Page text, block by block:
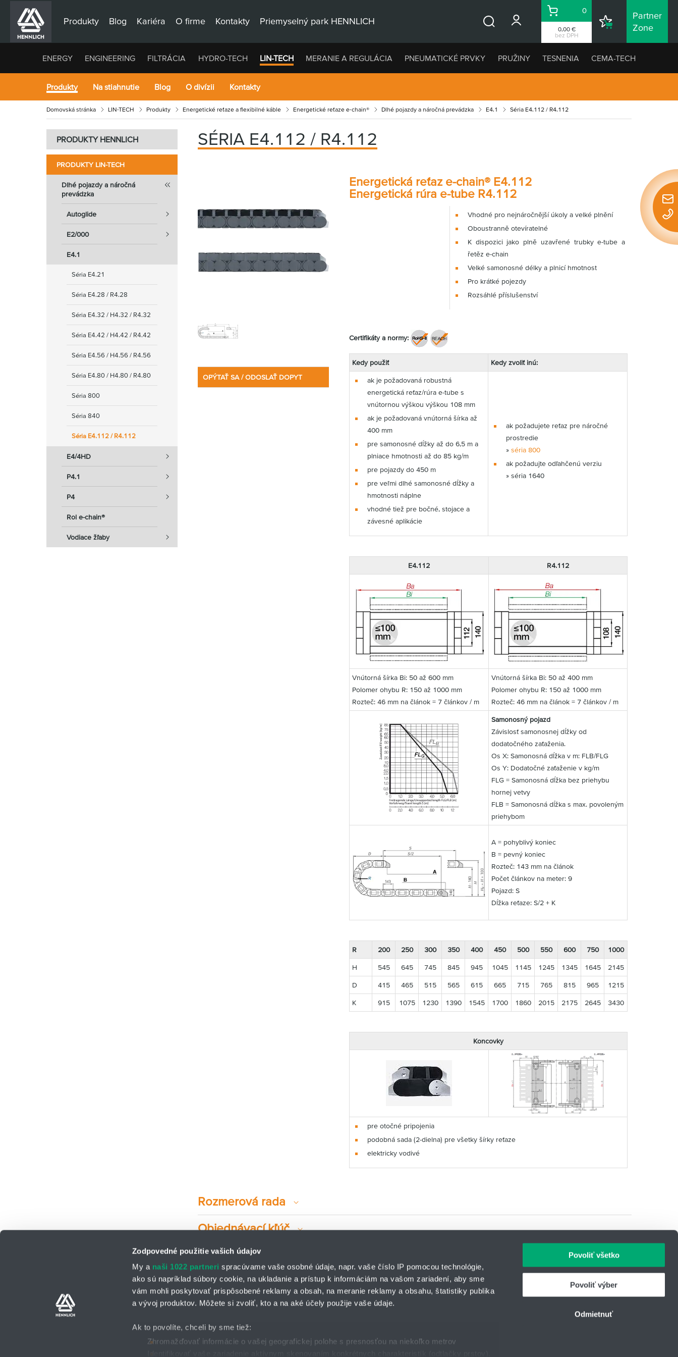
Zodpovedné použitie vašich údajov
My a naši 1022 partneri spracúvame vaše osobné údaje, napr. vaše číslo IP pomocou technológie,
ako sú napríklad súbory cookie, na ukladanie a prístup k informáciám na vašom zariadení, aby sme
vám mohli poskytovať prispôsobené reklamy a obsah, na meranie reklamy a obsahu, štatistiky publika
a vývoj produktov. Môžete si zvoliť, kto a na aké účely použije vaše údaje.
Ak to povolíte, chceli by sme tiež:
Zhromažďovať informácie o vašej geografickej polohe s presnosťou na niekoľko metrov
Povoliť všetko
Povoliť výber
Odmietnuť
Produkty Blog Kariéra O firme Kontakty Priemyselný park HENNLICH
0,00 €
bez DPH
Košík
0
Nákupný
Partner
Zone
ENERGY ENGINEERING FILTRÁCIA HYDRO-TECH LIN-TECH MERANIE A REGULÁCIA PNEUMATICKÉ PRVKY PRUŽINY TESNENIA CEMA-TECH
Produkty Na stiahnutie Blog O divízii Kontakty
Domovská stránka LIN-TECH Produkty Energetické reťaze a flexibilné káble Energetické reťaze e-chain® Dlhé pojazdy a náročná prevádzka E4.1 Séria E4.112 / R4.112
PRODUKTY HENNLICH
PRODUKTY LIN-TECH
Dlhé pojazdy a náročná
prevádzka
Autoglide
E2/000
E4.1
Séria E4.21
Séria E4.28 / R4.28
Séria E4.32 / H4.32 / R4.32
Séria E4.42 / H4.42 / R4.42
Séria E4.56 / H4.56 / R4.56
Séria E4.80 / H4.80 / R4.80
Séria 800
Séria 840
Séria E4.112 / R4.112
E4/4HD
P4.1
P4
Rol e-chain®
Vodiace žľaby
SÉRIA E4.112 / R4.112
OPÝTAŤ SA / ODOSLAŤ DOPYT
Energetická reťaz e-chain® E4.112
Energetická rúra e-tube R4.112
Vhodné pro nejnáročnější úkoly a velké plnění
Oboustranně otevíratelné
K dispozici jako plně uzavřené trubky e-tube a
řetěz e-chain
Velké samonosné délky a plnicí hmotnost
Pro krátké pojezdy
Rozsáhlé příslušenství
Certifikáty a normy:
Kedy použiť Kedy zvoliť inú:
ak je požadovaná robustná
energetická reťaz/rúra e-tube s
vnútornou výškou výškou 108 mm
ak je požadovaná vnútorná šírka až
400 mm
pre samonosné dĺžky až do 6,5 m a
plniace hmotnosti až do 85 kg/m
pre pojazdy do 450 m
pre veľmi dlhé samonosné dĺžky a
hmotnosti náplne
vhodné tiež pre bočné, stojace a
závesné aplikácie
ak požadujete reťaz pre náročné
prostredie
» séria 800
ak požadujte odľahčenú verziu
» séria 1640
E4.112 R4.112
Vnútorná šírka Bi: 50 až 600 mm
Polomer ohybu R: 150 až 1000 mm
Rozteč: 46 mm na článok = 7 článkov / m
Vnútorná šírka Bi: 50 až 400 mm
Polomer ohybu R: 150 až 1000 mm
Rozteč: 46 mm na článok = 7 článkov / m
Samonosný pojazd
Závislosť samonosnej dĺžky od
dodatočného zaťaženia.
Os X: Samonosná dĺžka v m: FLB/FLG
Os Y: Dodatočné zaťaženie v kg/m
FLG = Samonosná dĺžka bez priehybu
hornej vetvy
FLB = Samonosná dĺžka s max. povoleným
priehybom
A = pohyblivý koniec
B = pevný koniec
Rozteč: 143 mm na článok
Počet článkov na meter: 9
Pojazd: S
Dĺžka reťaze: S/2 + K
R 200 250 300 350 400 450 500 550 600 750 1000
H 545 645 745 845 945 1045 1145 1245 1345 1645 2145
D 415 465 515 565 615 665 715 765 815 965 1215
K 915 1075 1230 1390 1545 1700 1860 2015 2175 2645 3430
Koncovky
pre otočné pripojenia
podobná sada (2-dielna) pre všetky šírky reťaze
elektricky vodivé
Rozmerová rada
Objednávací kľúč
HENNLICH s.r.o.
Košťany nad Turcom 543
IČO: 31344500
Telefón: +421 903 414 643